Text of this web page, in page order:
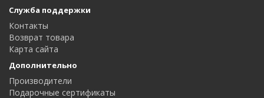
Служба поддержки
Контакты
Возврат товара
Карта сайта
Дополнительно
Производители
Подарочные сертификаты